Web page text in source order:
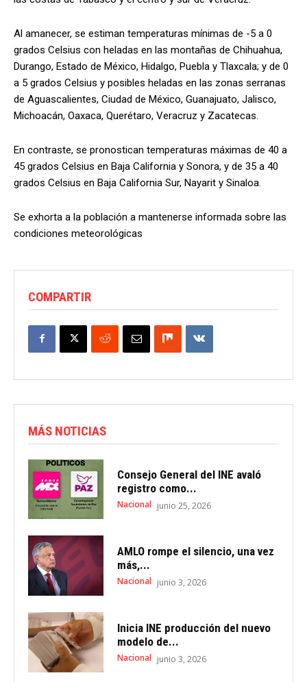
Al amanecer, se estiman temperaturas mínimas de -5 a 0
grados Celsius con heladas en las montañas de Chihuahua,
Durango, Estado de México, Hidalgo, Puebla y Tlaxcala; y de 0
a 5 grados Celsius y posibles heladas en las zonas serranas
de Aguascalientes, Ciudad de México, Guanajuato, Jalisco,
Michoacán, Oaxaca, Querétaro, Veracruz y Zacatecas.
En contraste, se pronostican temperaturas máximas de 40 a
45 grados Celsius en Baja California y Sonora, y de 35 a 40
grados Celsius en Baja California Sur, Nayarit y Sinaloa.
Se exhorta a la población a mantenerse informada sobre las
condiciones meteorológicas
COMPARTIR
MÁS NOTICIAS
Consejo General del INE avaló
registro como...
Nacional junio 25, 2026
AMLO rompe el silencio, una vez
más,...
Nacional junio 3, 2026
Inicia INE producción del nuevo
modelo de...
Nacional junio 3, 2026